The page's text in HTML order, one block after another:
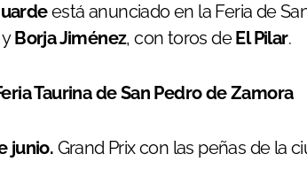
está anunciado en la Feria de
y Borja Jiménez, con toros de El Pilar.
Taurina de San Pedro de Zamora
junio. Grand Prix con las peñas de la